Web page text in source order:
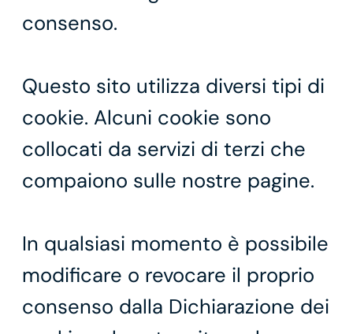
consenso.
Questo sito utilizza diversi tipi di
cookie. Alcuni cookie sono
collocati da servizi di terzi che
compaiono sulle nostre pagine.
In qualsiasi momento è possibile
modificare o revocare il proprio
consenso dalla Dichiarazione dei